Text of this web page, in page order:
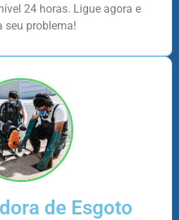
24 horas. Ligue agora e
seu problema!
de Esgoto